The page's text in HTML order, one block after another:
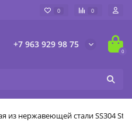
0 0
+7 963 929 98 75
0
из нержавеющей стали SS304